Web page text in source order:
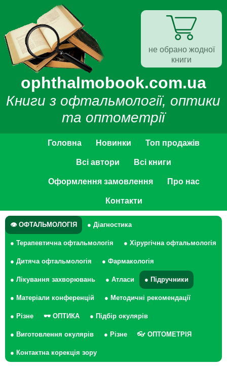
ophthalmobook.com.ua
Книги з офтальмології, оптики
та оптометрії
Головна Новинки Топ продажів
Всі автори Всі книги
Оформлення замовлення Про нас
Контакти
👁 ОФТАЛЬМОЛОГІЯ ● Діагностика
● Терапевтична офтальмологія ● Хірургічна офтальмологія
● Дитяча офтальмологія ● Фармакологія
● Лікування захворювань ● Атласи ● Підручники
● Матеріали конференцій ● Методичні рекомендації
● Різне 🕶 ОПТИКА ● Підбір окулярів
● Виготовлення окулярів ● Різне 👓 ОПТОМЕТРІЯ
● Контактна корекція зору
не обрано жодної
книги